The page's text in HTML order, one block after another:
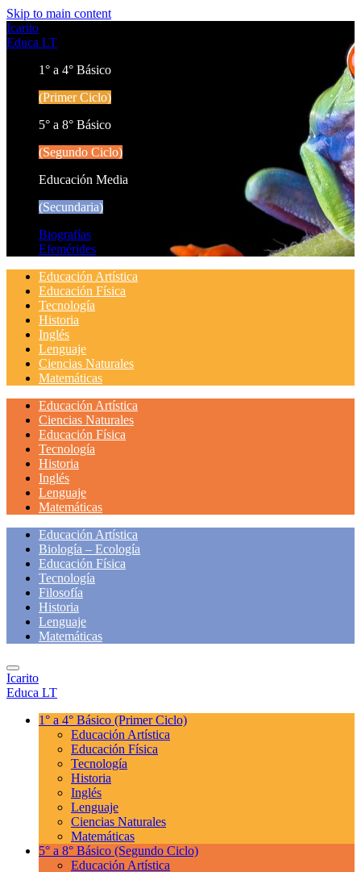
Skip to main content
Icarito
Educa LT
1° a 4° Básico
(Primer Ciclo)
5° a 8° Básico
(Segundo Ciclo)
Educación Media
(Secundaria)
Biografías
Efemérides
Educación Artística
Educación Física
Tecnología
Historia
Inglés
Lenguaje
Ciencias Naturales
Matemáticas
Educación Artística
Ciencias Naturales
Educación Física
Tecnología
Historia
Inglés
Lenguaje
Matemáticas
Educación Artística
Biología – Ecología
Educación Física
Tecnología
Filosofía
Historia
Lenguaje
Matemáticas
Icarito
Educa LT
1° a 4° Básico (Primer Ciclo)
Educación Artística
Educación Física
Tecnología
Historia
Inglés
Lenguaje
Ciencias Naturales
Matemáticas
5° a 8° Básico (Segundo Ciclo)
Educación Artística